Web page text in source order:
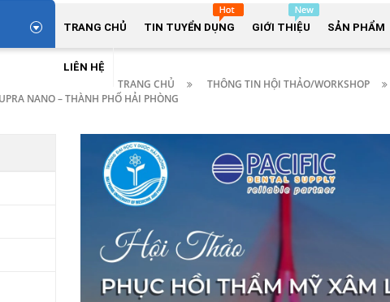
TRANG CHỦ TIN TUYỂN DỤNG GIỚI THIỆU SẢN PHẨM
LIÊN HỆ
TRANG CHỦ THÔNG TIN HỘI THẢO/WORKSHOP
NANO – THÀNH PHỐ HẢI PHÒNG